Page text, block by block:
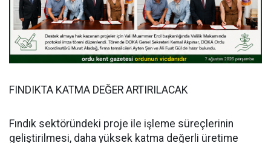
FINDIKTA KATMA DEĞER ARTIRILACAK
Fındık sektöründeki proje ile işleme süreçlerinin
geliştirilmesi, daha yüksek katma değerli üretime